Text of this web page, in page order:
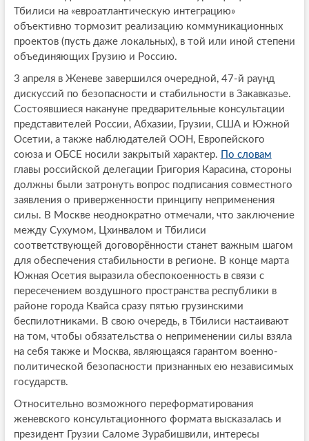
Тбилиси на «евроатлантическую интеграцию»
объективно тормозит реализацию коммуникационных
проектов (пусть даже локальных), в той или иной степени
объединяющих Грузию и Россию.
3 апреля в Женеве завершился очередной, 47-й раунд
дискуссий по безопасности и стабильности в Закавказье.
Состоявшиеся накануне предварительные консультации
представителей России, Абхазии, Грузии, США и Южной
Осетии, а также наблюдателей ООН, Европейского
союза и ОБСЕ носили закрытый характер.
По словам
главы российской делегации Григория Карасина, стороны
должны были затронуть вопрос подписания совместного
заявления о приверженности принципу неприменения
силы. В Москве неоднократно отмечали, что заключение
между Сухумом, Цхинвалом и Тбилиси
соответствующей договорённости станет важным шагом
для обеспечения стабильности в регионе. В конце марта
Южная Осетия выразила обеспокоенность в связи с
пересечением воздушного пространства республики в
районе города Квайса сразу пятью грузинскими
беспилотниками. В свою очередь, в Тбилиси настаивают
на том, чтобы обязательства о неприменении силы взяла
на себя также и Москва, являющаяся гарантом военно-
политической безопасности признанных ею независимых
государств.
Относительно возможного переформатирования
женевского консультационного формата высказалась и
президент Грузии Саломе Зурабишвили, интересы